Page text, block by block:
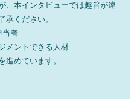
、本インタビューでは趣旨が違
承ください。
当者
メントできる人材
進めています。